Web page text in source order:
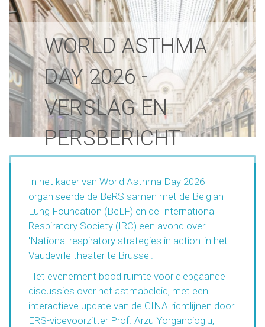
WORLD ASTHMA
DAY 2026 -
VERSLAG EN
PERSBERICHT
In het kader van World Asthma Day 2026
organiseerde de BeRS samen met de Belgian
Lung Foundation (BeLF) en de International
Respiratory Society (IRC) een avond over
'National respiratory strategies in action' in het
Vaudeville theater te Brussel.
Het evenement bood ruimte voor diepgaande
discussies over het astmabeleid, met een
interactieve update van de GINA-richtlijnen door
ERS-vicevoorzitter Prof. Arzu Yorgancioglu,